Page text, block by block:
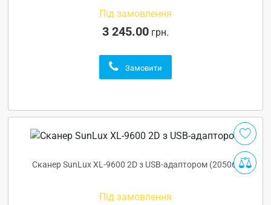
Під замовлення
3 245.00 грн.
Замовити
Сканер SunLux XL-9600 2D з USB-адаптором (20506)
Під замовлення